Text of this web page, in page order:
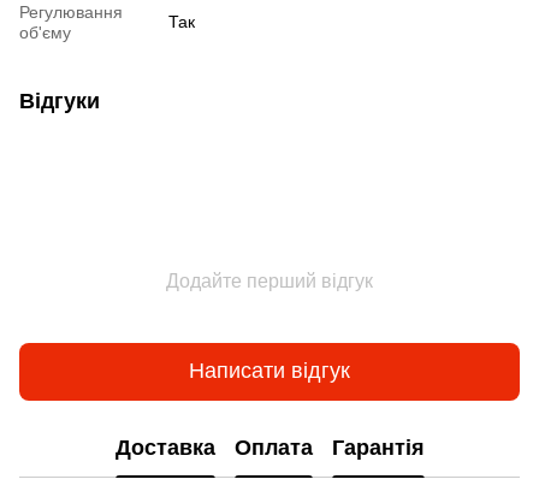
Регулювання
об'єму
Так
Відгуки
Додайте перший відгук
Написати відгук
Доставка Оплата Гарантія